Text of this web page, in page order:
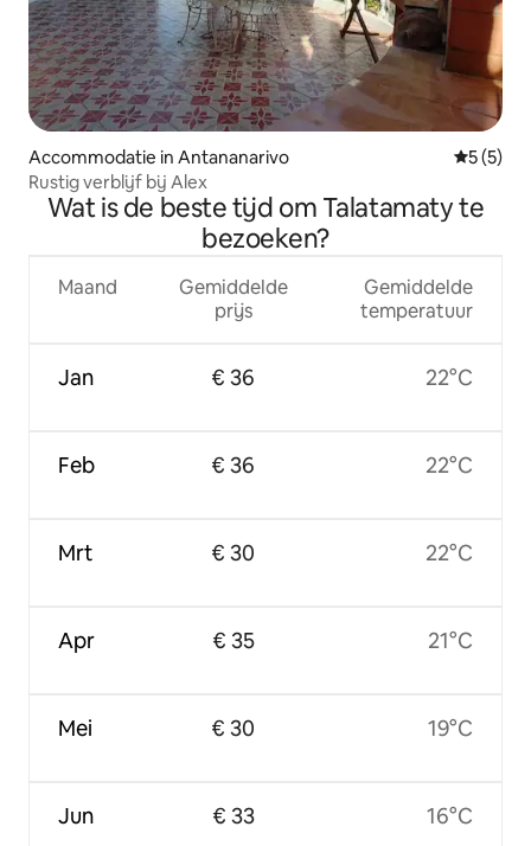
Accommodatie in Antananarivo
5 (5)
Rustig verblijf bij Alex
Wat is de beste tijd om Talatamaty te
bezoeken?
Maand
Jan
Feb
Mrt
Apr
Mei
Jun
Gemiddelde
prijs
€ 36
€ 36
€ 30
€ 35
€ 30
€ 33
Gemiddelde
temperatuur
22°C
22°C
22°C
21°C
19°C
16°C